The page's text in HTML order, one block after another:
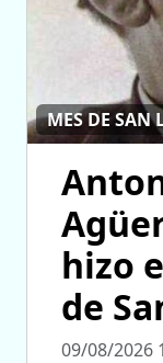
MES DE SAN
hizo
de
09/08/2026